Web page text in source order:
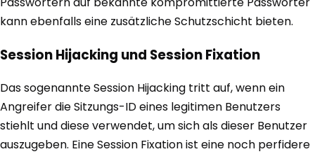
kann ebenfalls eine zusätzliche Schutzschicht bieten.
Session Hijacking und Session Fixation
Das sogenannte Session Hijacking tritt auf, wenn ein
Angreifer die Sitzungs-ID eines legitimen Benutzers
stiehlt und diese verwendet, um sich als dieser Benutzer
auszugeben. Eine Session Fixation ist eine noch perfidere